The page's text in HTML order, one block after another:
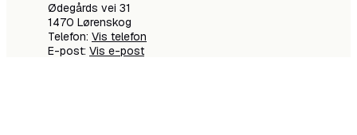
Ødegårds vei 31
1470 Lørenskog
Telefon: Vis telefon
E-post: Vis e-post